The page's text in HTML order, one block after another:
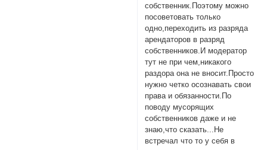
собственник.Поэтому можно
посоветовать только
одно,переходить из разряда
арендаторов в разряд
собственников.И модератор
тут не при чем,никакого
раздора она не вносит.Просто
нужно четко осознавать свои
права и обязанности.По
поводу мусорящих
собственников даже и не
знаю,что сказать...Не
встречал что то у себя в